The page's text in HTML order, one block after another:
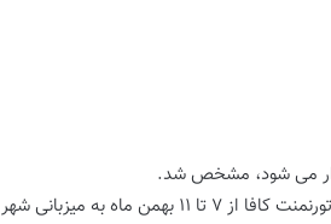
می شود، مشخص شد.
به گزارش فوتبالز و به نقل از فدراسیون فوتبال، رقابتهای فوتسال بانوان در تورنمنت کافا از 7 تا 11 بهمن ماه به میزبانی شهر